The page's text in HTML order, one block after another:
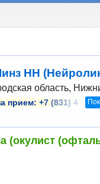
НН
область,
прием: +7 (831) 4
(окулист